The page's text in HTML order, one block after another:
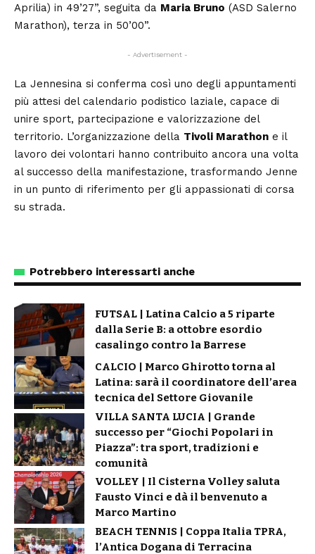
Aprilia) in 49’27”, seguita da Maria Bruno (ASD Salerno
Marathon), terza in 50’00”.
- Advertisement -
La Jennesina si conferma così uno degli appuntamenti
più attesi del calendario podistico laziale, capace di
unire sport, partecipazione e valorizzazione del
territorio. L’organizzazione della Tivoli Marathon e il
lavoro dei volontari hanno contribuito ancora una volta
al successo della manifestazione, trasformando Jenne
in un punto di riferimento per gli appassionati di corsa
su strada.
Potrebbero interessarti anche
FUTSAL | Latina Calcio a 5 riparte
dalla Serie B: a ottobre esordio
casalingo contro la Barrese
CALCIO | Marco Ghirotto torna al
Latina: sarà il coordinatore dell’area
tecnica del Settore Giovanile
VILLA SANTA LUCIA | Grande
successo per “Giochi Popolari in
Piazza”: tra sport, tradizioni e
comunità
VOLLEY | Il Cisterna Volley saluta
Fausto Vinci e dà il benvenuto a
Marco Martino
BEACH TENNIS | Coppa Italia TPRA,
l’Antica Dogana di Terracina